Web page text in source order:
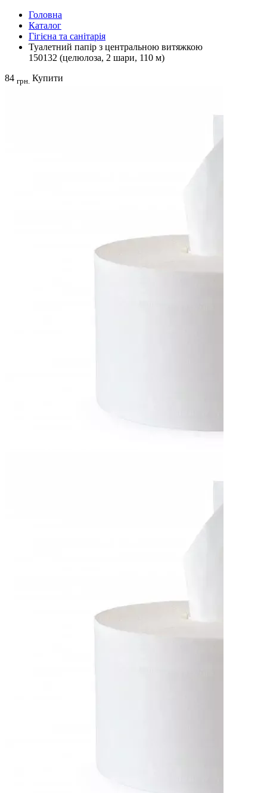
Головна
Каталог
Гігієна та санітарія
Туалетний папір з центральною витяжкою
150132 (целюлоза, 2 шари, 110 м)
84 грн. Купити